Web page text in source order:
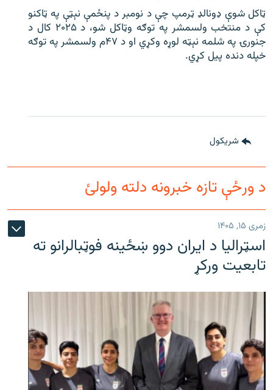
ټاکل شوې ډونالډ ټرمپ چې د نومبر د پنځمې نېټې په ټاکنو
کې د منتخب ولسمشر په توګه وټاکل شو، د ۲۰۲۵ کال د
جنورۍ په شلمه نېټه لوړه وکړي او د ۴۷م ولسمشر په توګه
خپله دنده پيل کړي.
شريکول
د ورځې تازه خبرونه دلته ولولئ
زمری ۱۵, ۱۴۰۵
اسټرالیا د ایران دوو ښځینه فوټبالرانو ته
تابعیت ورکړ